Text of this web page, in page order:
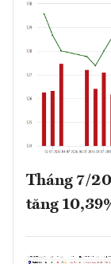
Tháng 7/
tăng